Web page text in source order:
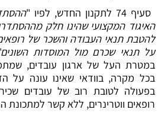
סעיף 74 לתקנון החדש, לפיו "
האיגוד המקצועי שהינו חלק
להטבת תנאי העבודה והשכר של
על תנאי שכרם מול המוסדות השונים
במטרת העל של ארגון עובדים,
בכל מקרה, בוודאי שאינו עונה על
בפעולה לטובת רוב של עובדים
רופאים ווטרינרים, ללא קשר למתכונת